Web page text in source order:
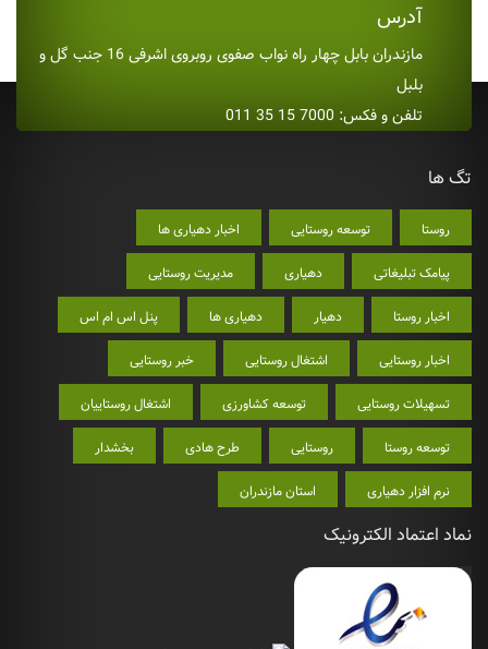
آدرس
مازندران بابل چهار راه نواب صفوی روبروی اشرفی 16 جنب گل و
بلبل
تلفن و فکس: 7000 15 35 011
تگ ها
روستا توسعه روستایی اخبار دهیاری ها
پیامک تبلیغاتی دهیاری مدیریت روستایی
اخبار روستا دهیار دهیاری ها پنل اس ام اس
اخبار روستایی اشتغال روستایی خبر روستایی
تسهیلات روستایی توسعه کشاورزی اشتغال روستاییان
توسعه روستا روستایی طرح هادی بخشدار
نرم افزار دهیاری استان مازندران
نماد اعتماد الکترونیک